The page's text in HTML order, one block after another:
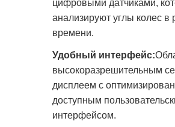
цифровыми датчиками,
анализируют углы колес в
времени.
Удобный интерфейс:
высокоразрешительным
дисплеем с
доступным
интерфейсом.